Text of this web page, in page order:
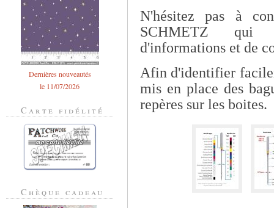
N'hésitez pas à
SCHMETZ qui
d'informations et de
Afin d'identifier
mis en place des
repères sur les boites.
Dernières nouveautés
le 11/07/2026
Carte fidélité
Chèque cadeau